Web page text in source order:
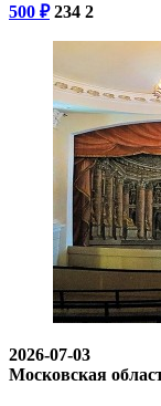
500 ₽ 234 2
2026-07-03
Московская